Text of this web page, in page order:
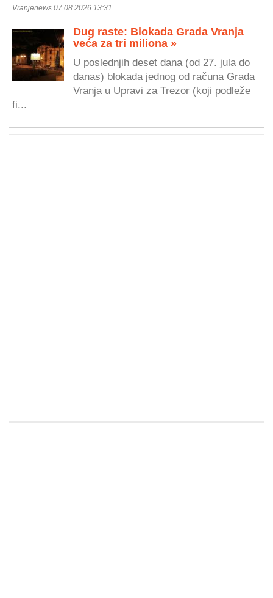
Vranjenews 07.08.2026 13:31
Dug raste: Blokada Grada Vranja
veća za tri miliona »
U poslednjih deset dana (od 27. jula do
danas) blokada jednog od računa Grada
Vranja u Upravi za Trezor (koji podleže
fi...